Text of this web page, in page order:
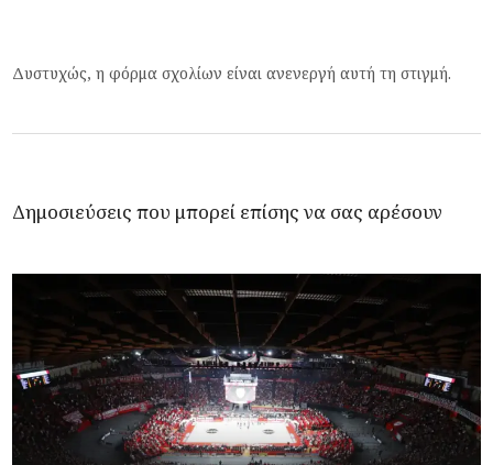
Δυστυχώς, η φόρμα σχολίων είναι ανενεργή αυτή τη στιγμή.
Δημοσιεύσεις που μπορεί επίσης να σας αρέσουν